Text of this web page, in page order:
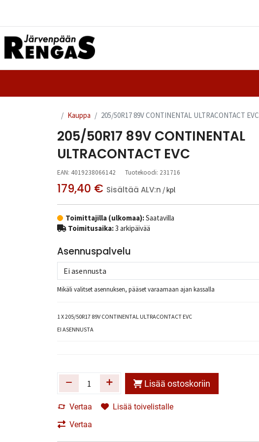
Kauppa 205/50R17 89V CONTINENTAL ULTRACONTACT EVC
205/50R17 89V CONTINENTAL
ULTRACONTACT EVC
EAN: 4019238066142 Tuotekoodi: 231716
179,40 € Sisältää ALV:n / kpl
Toimittajilla (ulkomaa):Saatavilla
Toimitusaika:3 arkipäivää
Asennuspalvelu
Mikäli valitset asennuksen, pääset varaamaan ajan kassalla
1X 205/50R17 89V CONTINENTAL ULTRACONTACT EVC
EI ASENNUSTA
Lisää ostoskoriin
Vertaa
Lisää toivelistalle
Vertaa